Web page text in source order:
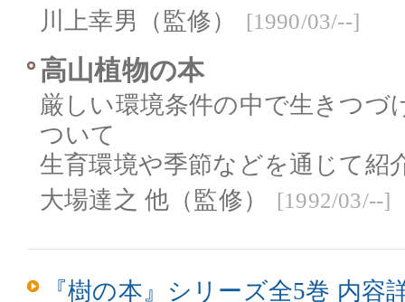
川上幸男（監修）
[1990/03/--]
高山植物の本
厳しい環境条件の中で生きつづ
ついて
生育環境や季節などを通じて紹
大場達之 他（監修）
[1992/03/--]
『樹の本』シリーズ全5巻 内容